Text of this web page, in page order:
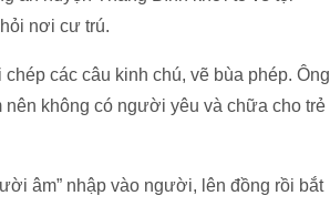
nơi cư trú.
các câu kinh chú, vẽ bùa phép. Ông
nên không có người yêu và chữa cho trẻ
âm” nhập vào người, lên đồng rồi bắt